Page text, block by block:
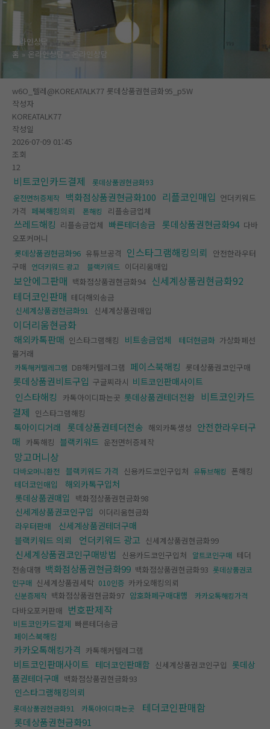
온라인상담
홈
온라인상담 온라인상담
w6O_텔레@KOREATALK77 롯데상품권현금화95_p5W
작성자
KOREATALK77
작성일
2026-07-09 01:45
조회
12
비트코인카드결제
롯데상품권현금화93
운전면허증제작
백화점상품권현금화100 리플코인매입 언더키워드
가격 페북해킹의뢰 폰해킹 리플송금업체
쓰레드해킹 리플송금업체 빠른테더송금 롯데상품권현금화94 다바
오포커머니
롯데상품권현금화96 유튜브공격 인스타그램해킹의뢰
안전한라우터
구매 언더키워드 광고 블랙키워드 이더리움매입
보안에그판매 백화점상품권현금화94 신세계상품권현금화92
테더코인판매 테더해외송금
신세계상품권현금화91 신세계상품권매입
이더리움현금화
해외카톡판매 인스타그램해킹 비트송금업체 테더현금화 가상화폐선
물거래
카톡해커텔레그램 DB해커텔레그램 페이스북해킹 롯데상품권코인구매
롯데상품권비트구입 구글찌라시 비트코인판매사이트
인스타해킹 카톡아이디파는곳 롯데상품권테더전환 비트코인카드
결제 인스타그램해킹
톡아이디거래 롯데상품권테더전송 해외카톡생성 안전한라우터구
매 카톡해킹 블랙키워드 운전면허증제작
망고머니상
다바오머니환전 블랙키워드 가격 신용카드코인구입처 유튜브해킹
폰해킹
테더코인매입
해외카톡구입처
롯데상품권매입
백화점상품권현금화98
신세계상품권코인구입
이더리움현금화
라우터판매
신세계상품권테더구매
블랙키워드 의뢰
언더키워드 광고 신세계상품권현금화99
신세계상품권코인구매방법 신용카드코인구입처 알트코인구매 테더
전송대행 백화점상품권현금화99 백화점상품권현금화93 롯데상품권코
인구매 신세계상품권세탁 010인증 카카오해킹의뢰
신분증제작 백화점상품권현금화97 암호화폐구매대행 카카오톡해킹가격
다바오포커판매 번호판제작
비트코인카드결제 빠른테더송금
페이스북해킹
카카오톡해킹가격 카톡해커텔레그램
비트코인판매사이트 테더코인판매함 신세계상품권코인구입 롯데상
품권테더구매 백화점상품권현금화93
인스타그램해킹의뢰
롯데상품권현금화91 카톡아이디파는곳 테더코인판매함
롯데상품권현금화91